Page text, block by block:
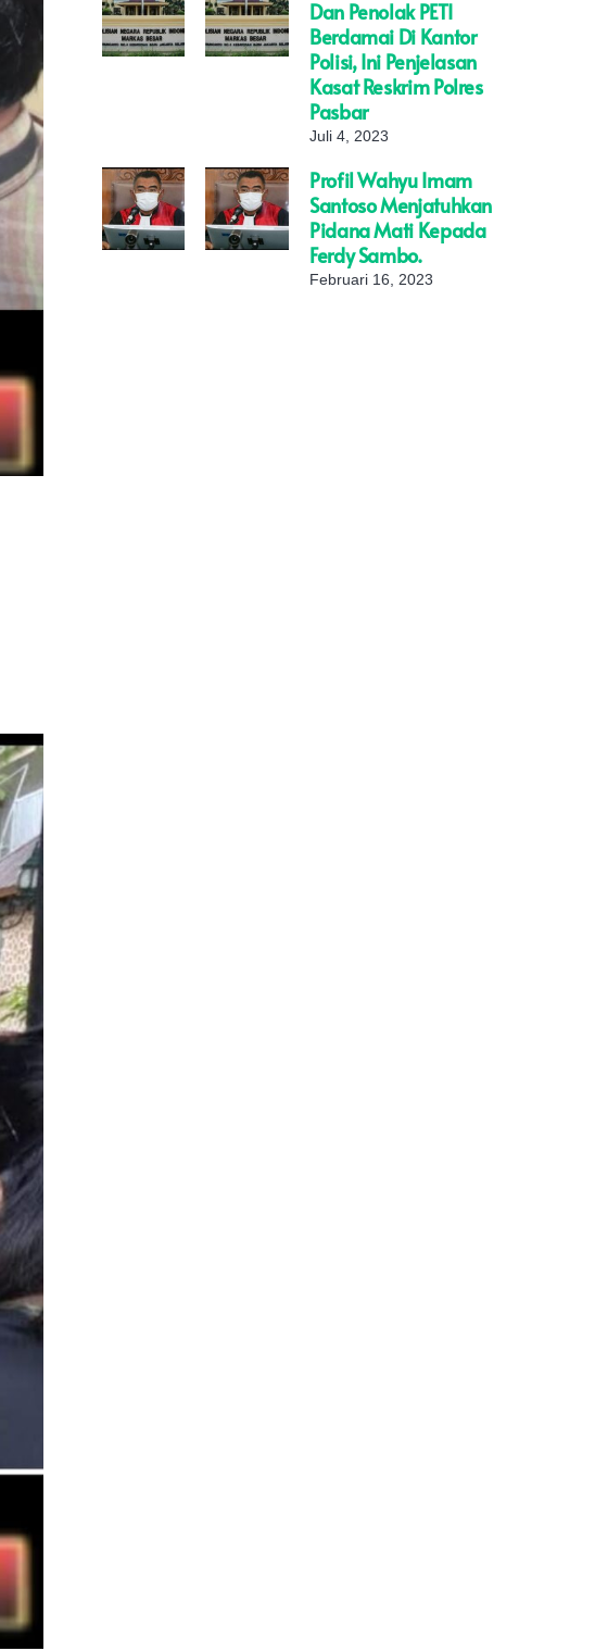
Dan Penolak PETI
Berdamai Di Kantor
Polisi, Ini Penjelasan
Kasat Reskrim Polres
Pasbar
Juli 4, 2023
Profil Wahyu Imam
Santoso Menjatuhkan
Pidana Mati Kepada
Ferdy Sambo.
Februari 16, 2023